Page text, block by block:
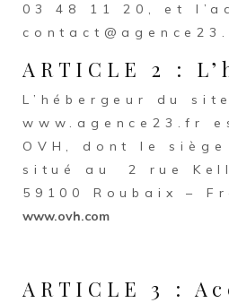
03 48 11 20, et
ARTICLE 2 :
L’hébergeur du site
www.agence23.fr
OVH, dont le
situé au 2 rue
59100 Roubaix –
www.ovh.com
ARTICLE 3 :